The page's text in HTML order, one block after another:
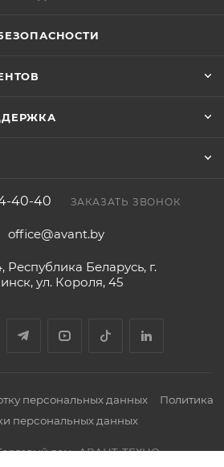
40-40 ЗАКАЗАТЬ ЗВОНОК
office@avant.by
Республика Беларусь, г.
ул. Короля, 45
персональных данных
Политика
персональных данных
дом «АВАНТ-ТЕХНО»